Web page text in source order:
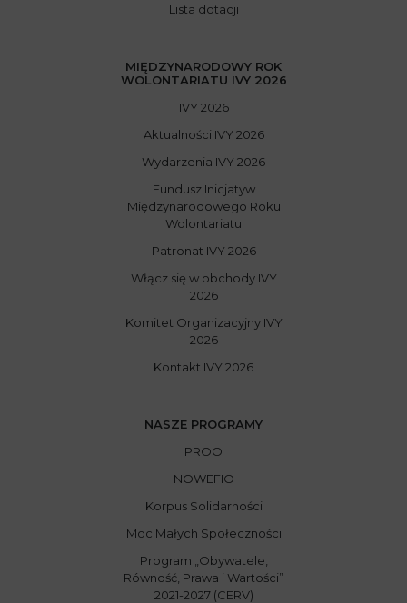
Lista dotacji
MIĘDZYNARODOWY ROK
WOLONTARIATU IVY 2026
IVY 2026
Aktualności IVY 2026
Wydarzenia IVY 2026
Fundusz Inicjatyw
Międzynarodowego Roku
Wolontariatu
Patronat IVY 2026
Włącz się w obchody IVY
2026
Komitet Organizacyjny IVY
2026
Kontakt IVY 2026
NASZE PROGRAMY
PROO
NOWEFIO
Korpus Solidarności
Moc Małych Społeczności
Program „Obywatele,
Równość, Prawa i Wartości”
2021-2027 (CERV)